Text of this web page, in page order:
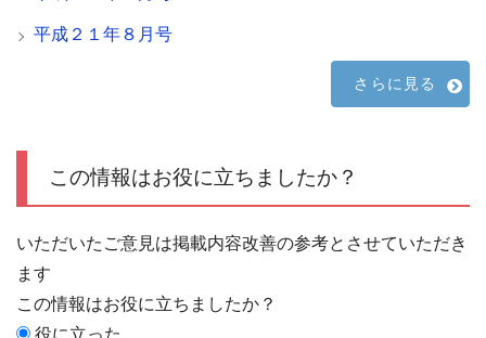
平成２１年８月号
さらに見る
この情報はお役に立ちましたか？
いただいたご意見は掲載内容改善の参考とさせていただき
ます
この情報はお役に立ちましたか？
役に立った